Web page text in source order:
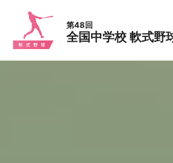
第48回
全国中学校 軟式野